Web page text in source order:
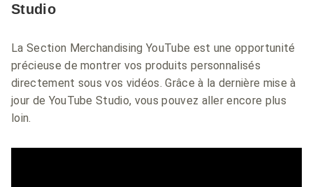
Studio
La Section Merchandising YouTube est une opportunité
précieuse de montrer vos produits personnalisés
directement sous vos vidéos. Grâce à la dernière mise à
jour de YouTube Studio, vous pouvez aller encore plus
loin.